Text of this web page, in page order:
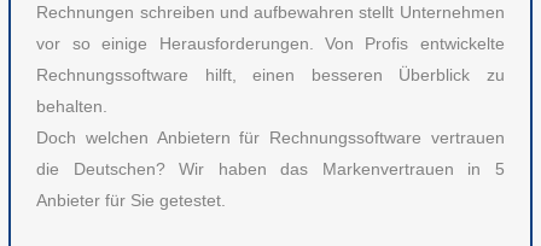
Rechnungen schreiben und aufbewahren stellt Unternehmen
vor so einige Herausforderungen. Von Profis entwickelte
Rechnungssoftware hilft, einen besseren Überblick zu
behalten.
Doch welchen Anbietern für Rechnungssoftware vertrauen
die Deutschen? Wir haben das Markenvertrauen in 5
Anbieter für Sie getestet.